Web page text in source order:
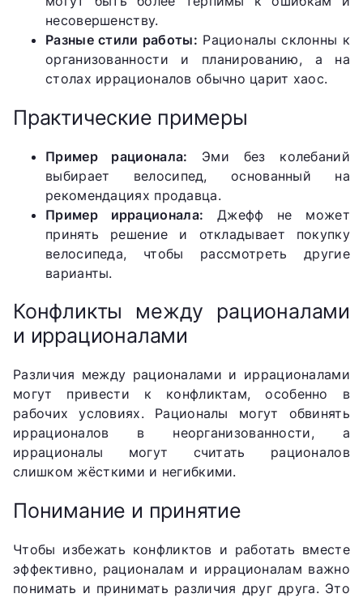
несовершенству.
Разные стили работы: Рационалы склонны к
организованности и планированию, а на
столах иррационалов обычно царит хаос.
Практические примеры
Пример рационала: Эми без колебаний
выбирает велосипед, основанный на
рекомендациях продавца.
Пример иррационала: Джефф не может
принять решение и откладывает покупку
велосипеда, чтобы рассмотреть другие
варианты.
Конфликты между рационалами
и иррационалами
Различия между рационалами и иррационалами
могут привести к конфликтам, особенно в
рабочих условиях. Рационалы могут обвинять
иррационалов в неорганизованности, а
иррационалы могут считать рационалов
слишком жёсткими и негибкими.
Понимание и принятие
Чтобы избежать конфликтов и работать вместе
эффективно, рационалам и иррационалам важно
понимать и принимать различия друг друга. Это